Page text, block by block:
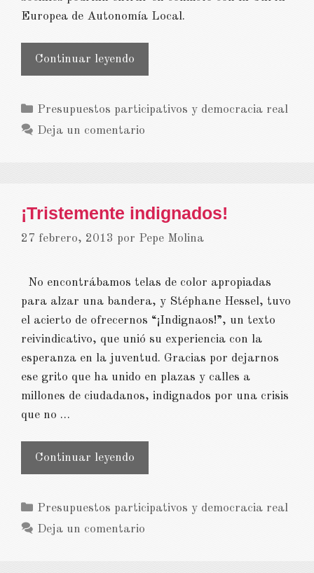
Europea de Autonomía Local.
Continuar leyendo
municipalista
Categorías
Presupuestos participativos y democracia real
Deja un comentario
¡Tristemente indignados!
27 febrero, 2013 por Pepe Molina
No encontrábamos telas de color apropiadas
para alzar una bandera, y Stéphane Hessel, tuvo
el acierto de ofrecernos “¡Indignaos!”, un texto
reivindicativo, que unió su experiencia con la
esperanza en la juventud. Gracias por dejarnos
ese grito que ha unido en plazas y calles a
millones de ciudadanos, indignados por una crisis
que no …
Continuar leyendo
indignados!
Categorías
Presupuestos participativos y democracia real
Deja un comentario